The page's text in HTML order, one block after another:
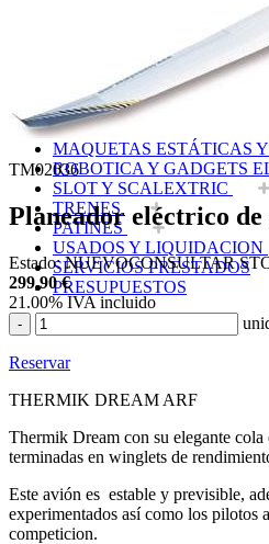
BATERIAS Y
JUEGOS MESA,
FILAMENTO IMPRESORA
MOTORES Y ACCESORIOS
CURSOS Y TALLERES
ACCESORIOS,
MATERIALES
MAQUETAS ESTÁTICAS
ROBOTICA Y GADGETS
SLOT Y SCALEXTRIC
TRENES
PATINES
USADOS Y LIQUIDACION
SERVICIOS PRESTADOS
PRESUPUESTOS
TM02036
Planeador eléctrico
Estado:NUEVOCONSULTAR
299,90 €
21.00% IVA incluido
-
Reservar
THERMIK DREAM ARF
Thermik Dream con su elegante
terminadas en winglets de
Este avión es estable y previsible,
experimentados así como los pilotos
competicion.